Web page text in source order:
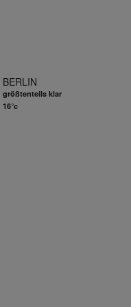
BERLIN
größtenteils klar
16°c